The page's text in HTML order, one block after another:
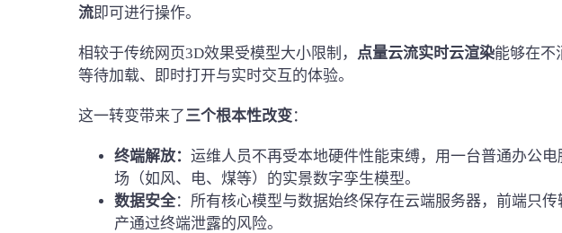
流即可进行操作。
相较于传统网页3D效果受模型大小限制， 点量云流实时云渲染能够在不
等待加载、即时打开与实时交互的体验。
这一转变带来了三个根本性改变：
终端解放： 运维人员不再受本地硬件性能束缚，用一台普通办公
场（如风、电、煤等）的实景数字孪生模型。
数据安全：所有核心模型与数据始终保存在云端服务器，前端只
产通过终端泄露的风险。